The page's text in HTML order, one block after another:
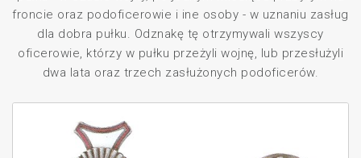
froncie oraz podoficerowie i ine osoby - w uznaniu zasług
dla dobra pułku. Odznakę tę otrzymywali wszyscy
oficerowie, którzy w pułku przeżyli wojnę, lub przesłużyli
dwa lata oraz trzech zasłużonych podoficerów.